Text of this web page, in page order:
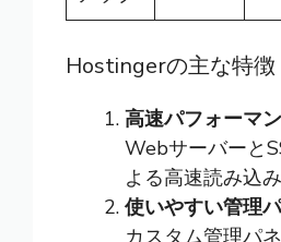
Hostingerの主な特徴
高速パフォーマ
Webサーバーと
よる高速読み込
使いやすい管理
カスタム管理パ